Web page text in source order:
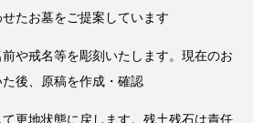
たお墓をご提案しています
や戒名等を彫刻いたします。現在のお
後、原稿を作成・確認
更地状態に戻します。残土残石は責任